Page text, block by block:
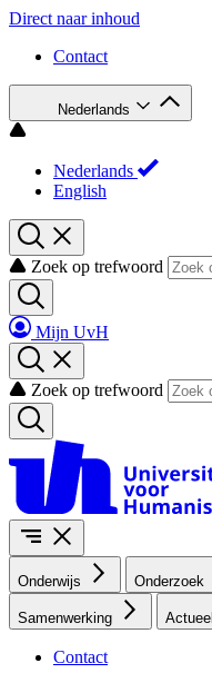
Direct naar inhoud
Contact
Nederlands
Nederlands
English
Zoek op trefwoord
Mijn UvH
Zoek op trefwoord
Onderwijs Onderzoek
Samenwerking Actueel
Contact